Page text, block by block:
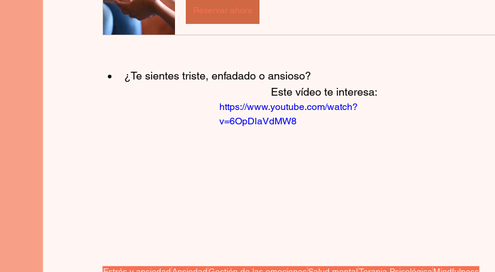
Reservar ahora
¿Te sientes triste, enfadado o ansioso?
Este vídeo te interesa:
https://www.youtube.com/watch?
v=6OpDlaVdMW8